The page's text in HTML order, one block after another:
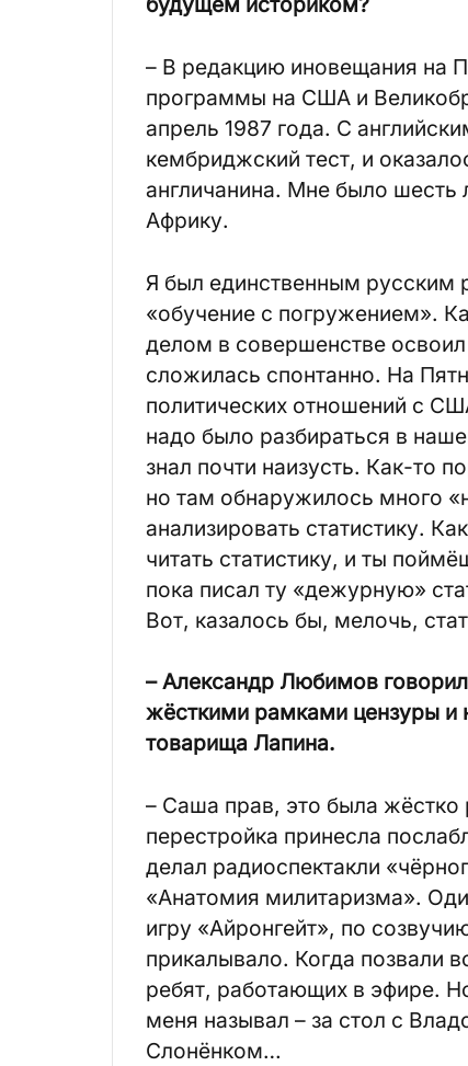
– В редакцию иновещания на
программы на США и
апрель 1987 года. С
кембриджский тест, и
англичанина. Мне было
Африку.
Я был единственным русским
«обучение с погружением».
делом в совершенстве
сложилась спонтанно. На
политических отношений с
надо было разбираться в
знал почти наизусть. Как-то
но там обнаружилось много
анализировать статистику.
читать статистику, и ты
пока писал ту «дежурную»
Вот, казалось бы, мелочь,
– Александр Любимов
жёсткими рамками цензуры и
товарища Лапина.
– Саша прав, это была жёстко
перестройка принесла
делал радиоспектакли
«Анатомия милитаризма».
игру «Айронгейт», по
прикалывало. Когда позвали
ребят, работающих в эфире.
меня называл – за стол с
Слонёнком…